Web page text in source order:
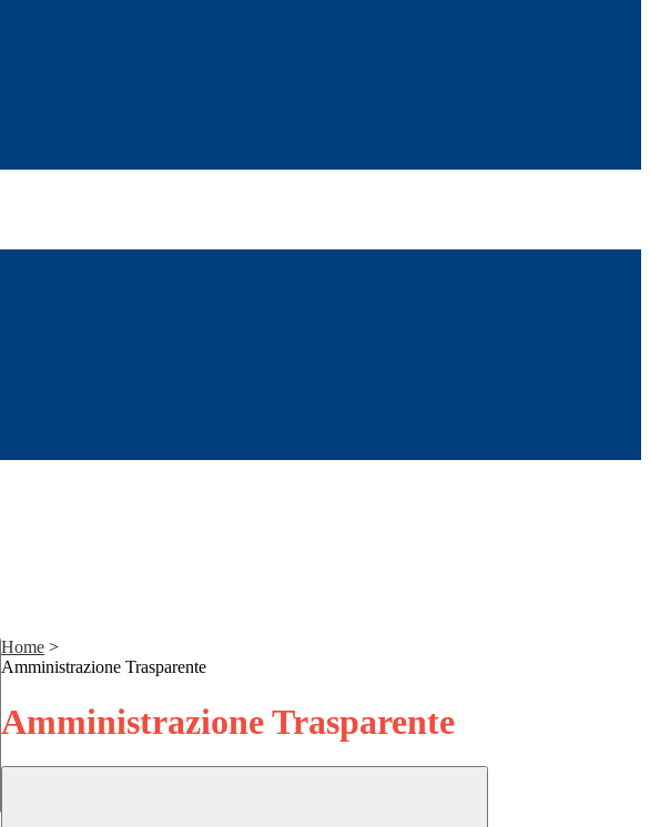
Home >
Amministrazione Trasparente
Amministrazione Trasparente